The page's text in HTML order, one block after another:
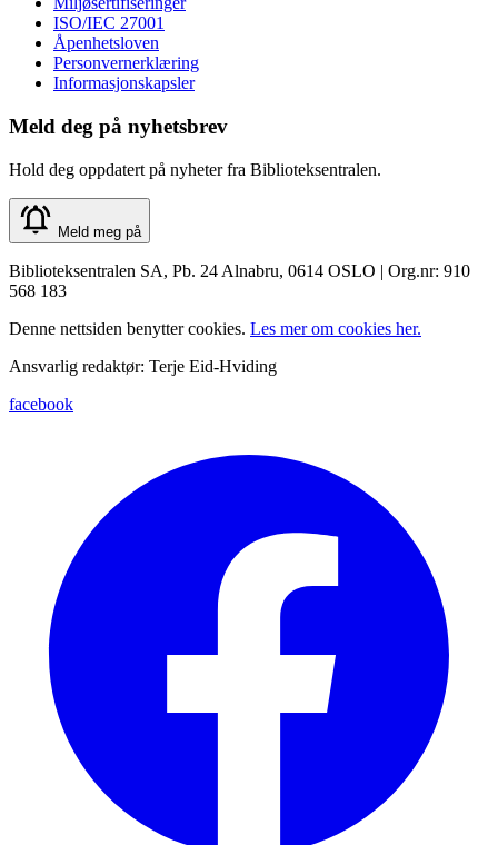
ISO/IEC 27001
Åpenhetsloven
Personvernerklæring
Informasjonskapsler
Meld deg på nyhetsbrev
Hold deg oppdatert på nyheter fra Biblioteksentralen.
Meld meg på
Biblioteksentralen SA, Pb. 24 Alnabru, 0614 OSLO | Org.nr: 910
568 183
Denne nettsiden benytter cookies. Les mer om cookies her.
Ansvarlig redaktør: Terje Eid-Hviding
facebook